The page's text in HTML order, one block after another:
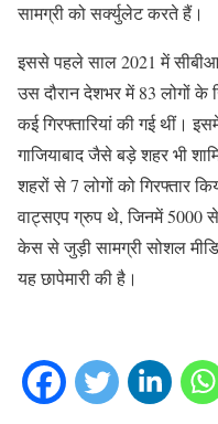
सामग्री को सर्क्युलेट करते हैं।
इससे पहले साल 2021 में
उस दौरान देशभर में 83 लोगों
कई गिरफ्तारियां की गई थीं।
गाजियाबाद जैसे बड़े शहर भी
शहरों से 7 लोगों को गिरफ्तार
वाट्सएप ग्रुप थे, जिनमें 5000
केस से जुड़ी सामग्री सोशल
यह छापेमारी की है।